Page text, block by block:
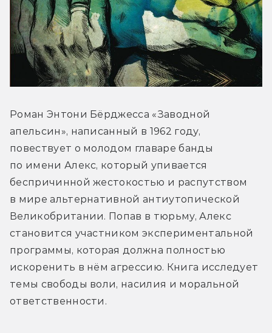
Роман Энтони Бёрджесса «Заводной
апельсин», написанный в 1962 году,
повествует о молодом главаре банды
по имени Алекс, который упивается
беспричинной жестокостью и распутством
в мире альтернативной антиутопической
Великобритании. Попав в тюрьму, Алекс
становится участником экспериментальной
программы, которая должна полностью
искоренить в нём агрессию. Книга исследует
темы свободы воли, насилия и моральной
ответственности.